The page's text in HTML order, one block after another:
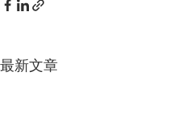
最新文章